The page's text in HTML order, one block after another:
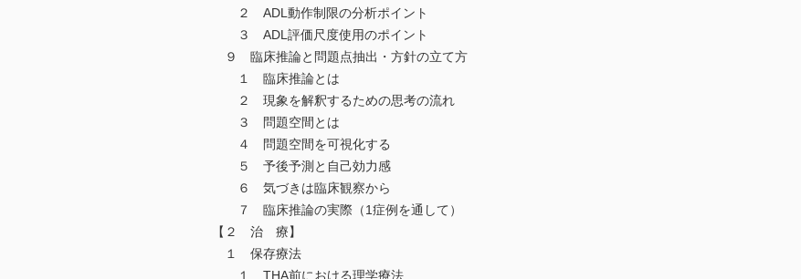
２ ADL動作制限の分析ポイント
３ ADL評価尺度使用のポイント
９ 臨床推論と問題点抽出・方針の立て方
１ 臨床推論とは
２ 現象を解釈するための思考の流れ
３ 問題空間とは
４ 問題空間を可視化する
５ 予後予測と自己効力感
６ 気づきは臨床観察から
７ 臨床推論の実際（1症例を通して）
【２ 治 療】
１ 保存療法
１ THA前における理学療法